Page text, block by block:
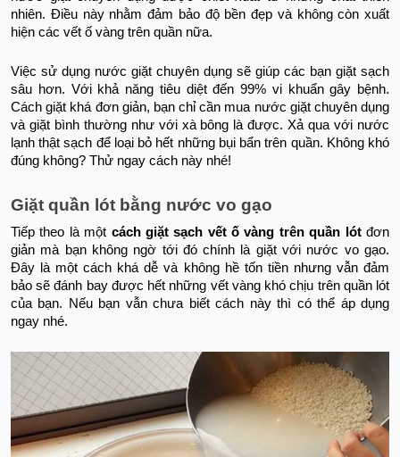
nhiên. Điều này nhằm đảm bảo độ bền đẹp và không còn xuất
hiện các vết ố vàng trên quần nữa.
Việc sử dụng nước giặt chuyên dụng sẽ giúp các bạn giặt sạch
sâu hơn. Với khả năng tiêu diệt đến 99% vi khuẩn gây bệnh.
Cách giặt khá đơn giản, bạn chỉ cần mua nước giặt chuyên dụng
và giặt bình thường như với xà bông là được. Xả qua với nước
lạnh thật sạch để loại bỏ hết những bụi bẩn trên quần. Không khó
đúng không? Thử ngay cách này nhé!
Giặt quần lót bằng nước vo gạo
Tiếp theo là một cách giặt sạch vết ố vàng trên quần lótđơn
giản mà bạn không ngờ tới đó chính là giặt với nước vo gạo.
Đây là một cách khá dễ và không hề tốn tiền nhưng vẫn đảm
bảo sẽ đánh bay được hết những vết vàng khó chịu trên quần lót
của bạn. Nếu bạn vẫn chưa biết cách này thì có thể áp dụng
ngay nhé.